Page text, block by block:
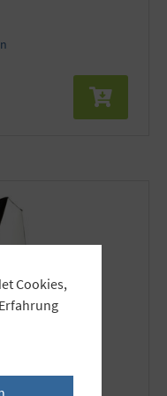
Cookies,